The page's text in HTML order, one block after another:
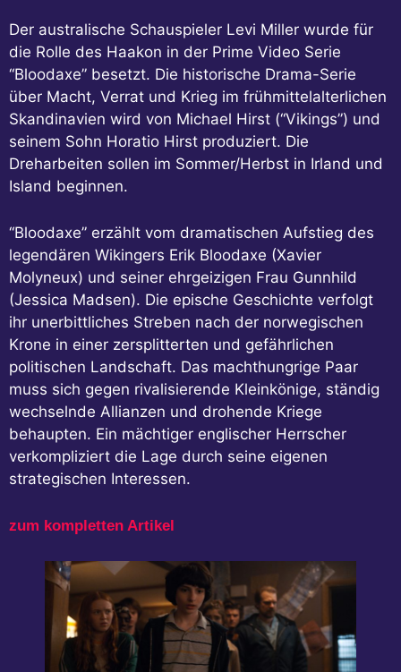
Der australische Schauspieler Levi Miller wurde für
die Rolle des Haakon in der Prime Video Serie
“Bloodaxe” besetzt. Die historische Drama-Serie
über Macht, Verrat und Krieg im frühmittelalterlichen
Skandinavien wird von Michael Hirst (“Vikings”) und
seinem Sohn Horatio Hirst produziert. Die
Dreharbeiten sollen im Sommer/Herbst in Irland und
Island beginnen.
“Bloodaxe” erzählt vom dramatischen Aufstieg des
legendären Wikingers Erik Bloodaxe (Xavier
Molyneux) und seiner ehrgeizigen Frau Gunnhild
(Jessica Madsen). Die epische Geschichte verfolgt
ihr unerbittliches Streben nach der norwegischen
Krone in einer zersplitterten und gefährlichen
politischen Landschaft. Das machthungrige Paar
muss sich gegen rivalisierende Kleinkönige, ständig
wechselnde Allianzen und drohende Kriege
behaupten. Ein mächtiger englischer Herrscher
verkompliziert die Lage durch seine eigenen
strategischen Interessen.
zum kompletten Artikel